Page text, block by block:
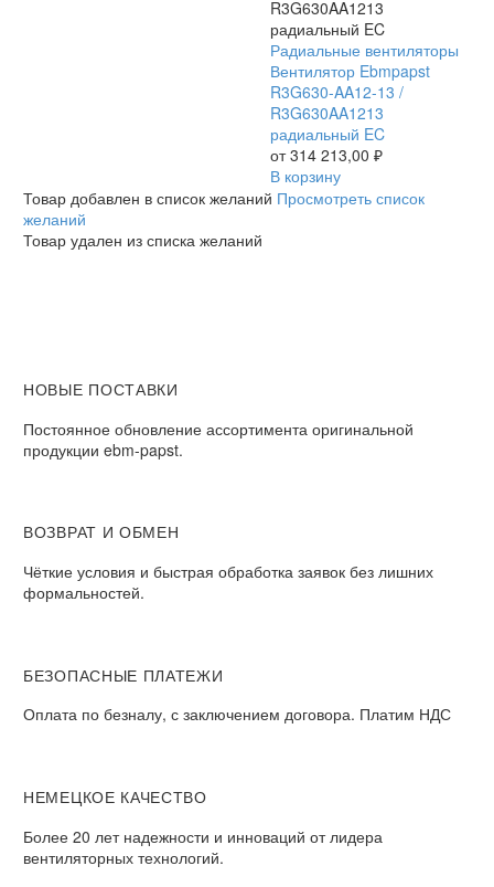
Вентилятор
Ebmpapst
R3G630-
AA12-
13
/
R3G630AA1213
радиальный
Радиальные вентиляторы
Вентилятор Ebmpapst
R3G630-AA12-13 /
R3G630AA1213
радиальный EC
от314 213,00 ₽
В корзину
Товар добавлен в список желаний Просмотреть список
желаний
Товар удален из списка желаний
НОВЫЕ ПОСТАВКИ
Постоянное обновление ассортимента оригинальной
продукции ebm-papst.
ВОЗВРАТ И ОБМЕН
Чёткие условия и быстрая обработка заявок без лишних
формальностей.
БЕЗОПАСНЫЕ ПЛАТЕЖИ
Оплата по безналу, с заключением договора. Платим НДС
НЕМЕЦКОЕ КАЧЕСТВО
Более 20 лет надежности и инноваций от лидера
вентиляторных технологий.